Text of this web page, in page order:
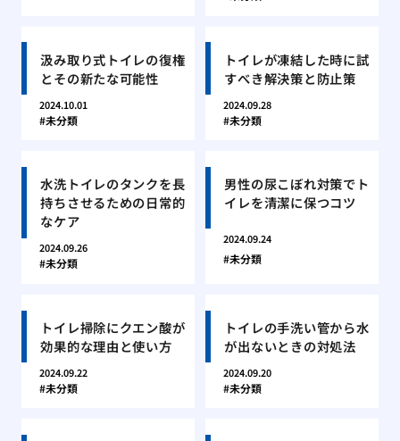
汲み取り式トイレの復権
とその新たな可能性
2024.10.01
未分類
トイレが凍結した時に試
すべき解決策と防止策
2024.09.28
未分類
水洗トイレのタンクを長
持ちさせるための日常的
なケア
2024.09.26
未分類
男性の尿こぼれ対策でト
イレを清潔に保つコツ
2024.09.24
未分類
トイレ掃除にクエン酸が
効果的な理由と使い方
2024.09.22
未分類
トイレの手洗い管から水
が出ないときの対処法
2024.09.20
未分類